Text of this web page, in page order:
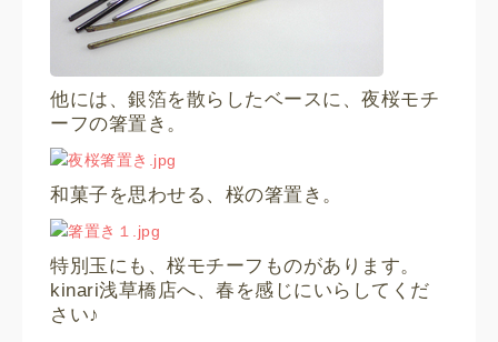
他には、銀箔を散らしたベースに、夜桜モチ
ーフの箸置き。
和菓子を思わせる、桜の箸置き。
特別玉にも、桜モチーフものがあります。
kinari浅草橋店へ、春を感じにいらしてくだ
さい♪